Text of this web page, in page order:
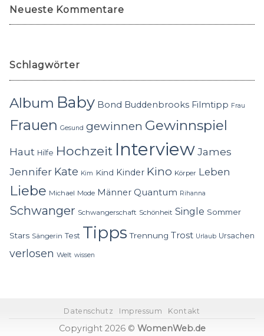
Neueste Kommentare
Schlagwörter
Album Baby Bond Buddenbrooks Filmtipp Frau
Frauen Gesund gewinnen Gewinnspiel
Haut Hilfe Hochzeit InterviewJames
Jennifer Kate Kim Kind Kinder Kino Körper Leben
Liebe Michael Mode Männer Quantum Rihanna
Schwanger Schwangerschaft Schönheit Single Sommer
Stars Sängerin Test Tipps Trennung Trost Urlaub Ursachen
verlosen Welt wissen
Datenschutz Impressum Kontakt
Copyright 2026 © WomenWeb.de